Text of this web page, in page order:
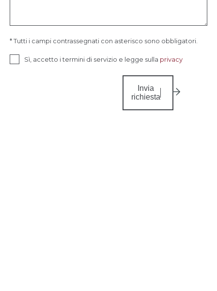
* Tutti i campi contrassegnati con asterisco sono obbligatori.
Sì, accetto i termini di servizio e legge sulla privacy
Invia
richiesta